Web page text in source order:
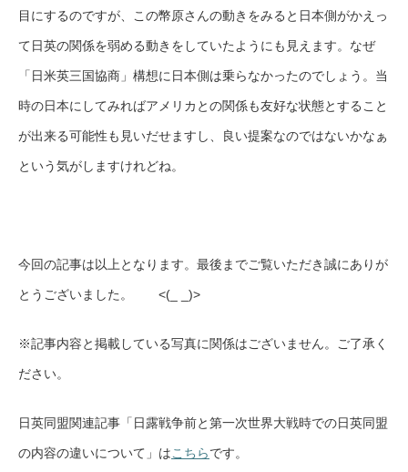
目にするのですが、この幣原さんの動きをみると日本側がかえっ
て日英の関係を弱める動きをしていたようにも見えます。なぜ
「日米英三国協商」構想に日本側は乗らなかったのでしょう。当
時の日本にしてみればアメリカとの関係も友好な状態とすること
が出来る可能性も見いだせますし、良い提案なのではないかなぁ
という気がしますけれどね。
今回の記事は以上となります。最後までご覧いただき誠にありが
とうございました。 <(_ _)>
※記事内容と掲載している写真に関係はございません。ご了承く
ださい。
日英同盟関連記事「日露戦争前と第一次世界大戦時での日英同盟
の内容の違いについて」はこちらです。